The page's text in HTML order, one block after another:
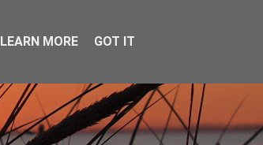
LEARN MORE GOT IT